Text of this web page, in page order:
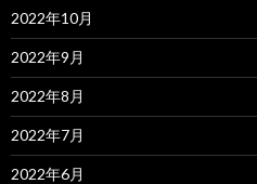
2022年10月
2022年9月
2022年8月
2022年7月
2022年6月